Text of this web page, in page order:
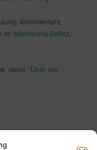
Kommentare,
in: Mordechai Eidlitz,
siehe "Über die